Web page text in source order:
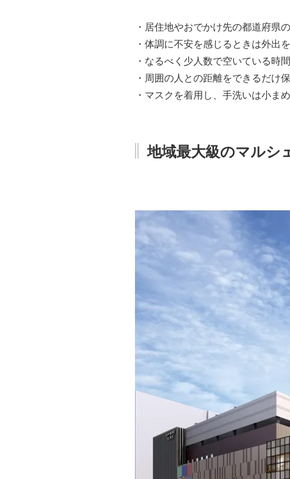
・居住地やおでかけ先の都道府県
・体調に不安を感じるときは外出
・なるべく少人数で空いている時
・周囲の人との距離をできるだけ
・マスクを着用し、手洗いは小ま
地域最大級のマルシ